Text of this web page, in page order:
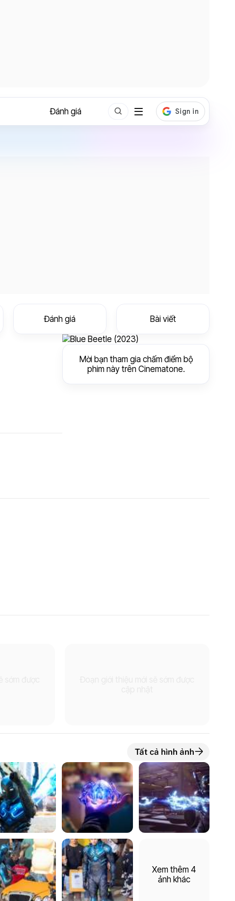
Đánh giá
Đánh giá Bài viết
Mời bạn tham gia chấm điểm bộ
phim này trên Cinematone.
Tất cả hình ảnh
Xem thêm 4
ảnh khác